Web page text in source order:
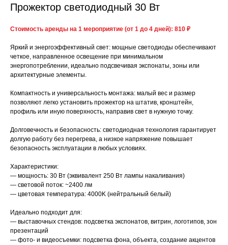
Прожектор светодиодный 30 Вт
Стоимость аренды на 1 мероприятие (от 1 до 4 дней): 810 ₽
Яркий и энергоэффективный свет: мощные светодиоды обеспечивают
четкое, направленное освещение при минимальном
энергопотреблении, идеально подсвечивая экспонаты, зоны или
архитектурные элементы.
Компактность и универсальность монтажа: малый вес и размер
позволяют легко установить прожектор на штатив, кронштейн,
профиль или иную поверхность, направив свет в нужную точку.
Долговечность и безопасность: светодиодная технология гарантирует
долгую работу без перегрева, а низкое напряжение повышает
безопасность эксплуатации в любых условиях.
Характеристики:
— мощность: 30 Вт (эквивалент 250 Вт лампы накаливания)
— световой поток: ~2400 лм
— цветовая температура: 4000K (нейтральный белый)
Идеально подходит для:
— выставочных стендов: подсветка экспонатов, витрин, логотипов, зон
презентаций
— фото- и видеосъемки: подсветка фона, объекта, создание акцентов